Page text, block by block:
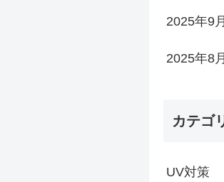
2025年9月
2025年8月
カテゴ
UV対策